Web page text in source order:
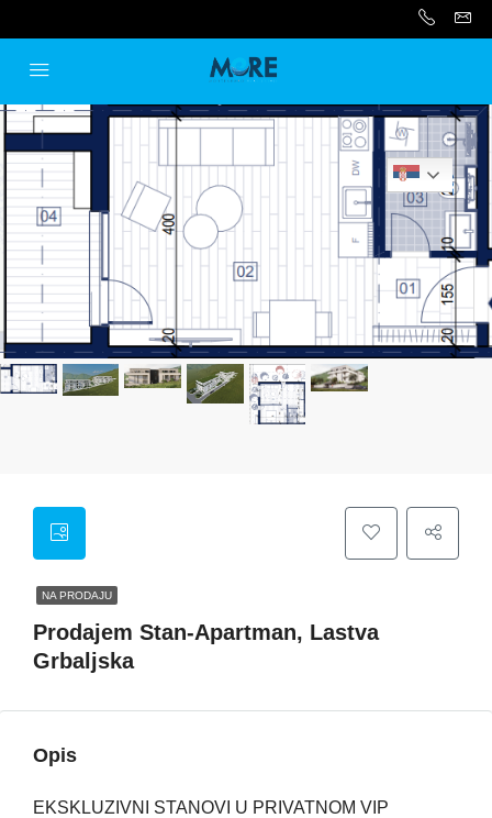
NA PRODAJU
Prodajem Stan-Apartman, Lastva
Grbaljska
Opis
EKSKLUZIVNI STANOVI U PRIVATNOM VIP
Serbian